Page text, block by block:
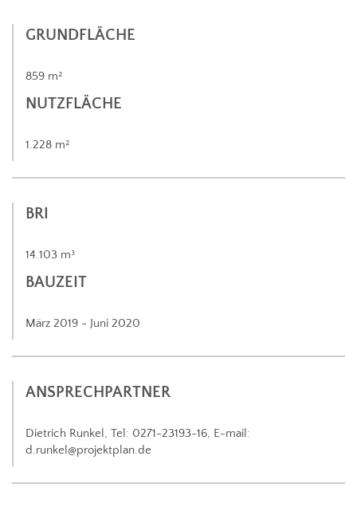
GRUNDFLÄCHE
859 m²
NUTZFLÄCHE
1.228 m²
BRI
14.103 m³
BAUZEIT
März 2019 - Juni 2020
ANSPRECHPARTNER
Dietrich Runkel, Tel: 0271-23193-16, E-mail:
d.runkel@projektplan.de